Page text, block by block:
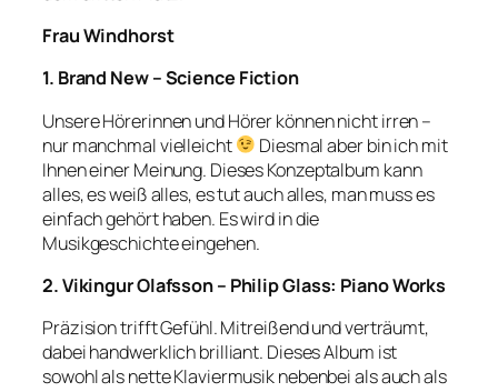
Frau Windhorst
1. Brand New – Science Fiction
Unsere Hörerinnen und Hörer können nicht irren –
nur manchmal vielleicht
Diesmal aber bin ich mit
Ihnen einer Meinung. Dieses Konzeptalbum kann
alles, es weiß alles, es tut auch alles, man muss es
einfach gehört haben. Es wird in die
Musikgeschichte eingehen.
2. Vikingur Olafsson – Philip Glass: Piano Works
Präzision trifft Gefühl. Mitreißend und verträumt,
dabei handwerklich brilliant. Dieses Album ist
sowohl als nette Klaviermusik nebenbei als auch als